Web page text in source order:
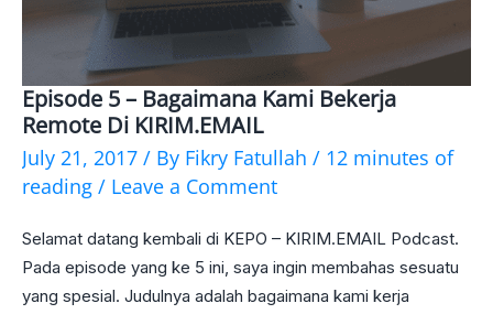
Episode 5 – Bagaimana Kami Bekerja
Remote Di KIRIM.EMAIL
July 21, 2017 / By Fikry Fatullah / 12 minutes of
reading / Leave a Comment
Selamat datang kembali di KEPO – KIRIM.EMAIL Podcast.
Pada episode yang ke 5 ini, saya ingin membahas sesuatu
yang spesial. Judulnya adalah bagaimana kami kerja
Episode
5
–
Kami
Bekerja